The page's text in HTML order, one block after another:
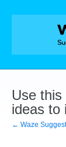
Skip
Use
ideas to
← Waze